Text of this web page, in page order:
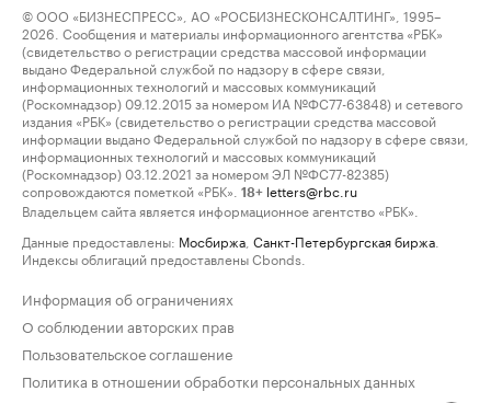
© ООО «БИЗНЕСПРЕСС», АО «РОСБИЗНЕСКОНСАЛТИНГ», 1995–
2026. Сообщения и материалы информационного агентства «РБК»
(свидетельство о регистрации средства массовой информации
выдано Федеральной службой по надзору в сфере связи,
информационных технологий и массовых коммуникаций
(Роскомнадзор) 09.12.2015 за номером ИА №ФС77-63848) и сетевого
издания «РБК» (свидетельство о регистрации средства массовой
информации выдано Федеральной службой по надзору в сфере связи,
информационных технологий и массовых коммуникаций
(Роскомнадзор) 03.12.2021 за номером ЭЛ №ФС77-82385)
сопровождаются пометкой «РБК».
18+ letters@rbc.ru
Владельцем сайта является информационное агентство «РБК».
Данные предоставлены: Мосбиржа Санкт-Петербургская биржа
Индексы облигаций предоставлены Cbonds.
Информация об ограничениях
О соблюдении авторских прав
Пользовательское соглашение
Политика в отношении обработки персональных данных